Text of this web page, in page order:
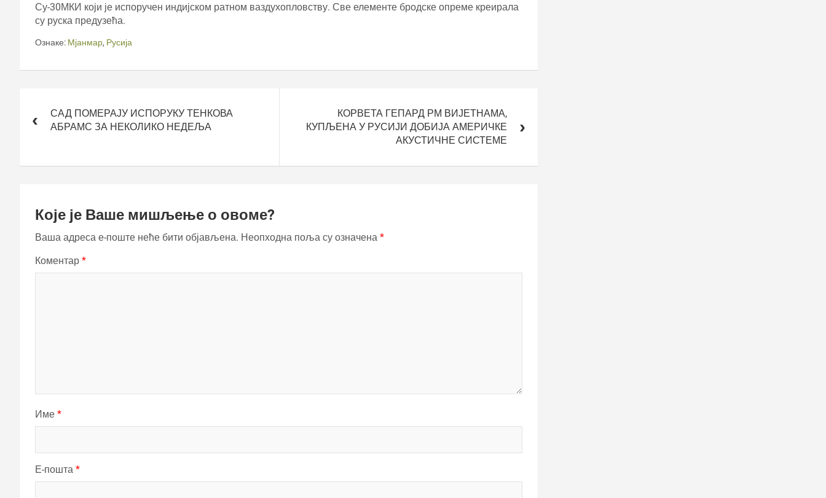
Су-30МКИ који је испоручен индијском ратном ваздухопловству. Све елементе бродске опреме креирала
су руска предузећа.
Ознаке: Мјанмар, Русија
чланкаСАД ПОМЕРАЈУ ИСПОРУКУ ТЕНКОВА
АБРАМС ЗА НЕКОЛИКО НЕДЕЉА
КОРВЕТА ГЕПАРД РМ ВИЈЕТНАМА,
КУПЉЕНА У РУСИЈИ ДОБИЈА АМЕРИЧКЕ
АКУСТИЧНЕ СИСТЕМЕ
Које је Ваше мишљење о овоме?
Ваша адреса е-поште неће бити објављена. Неопходна поља су означена *
Коментар *
Име *
Е-пошта *